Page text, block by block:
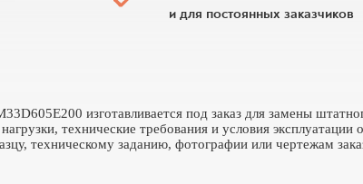
и для постоянных заказчиков
изготавливается под заказ для замены
технические требования и условия эксплуатации
техническому заданию, фотографии или чертежам